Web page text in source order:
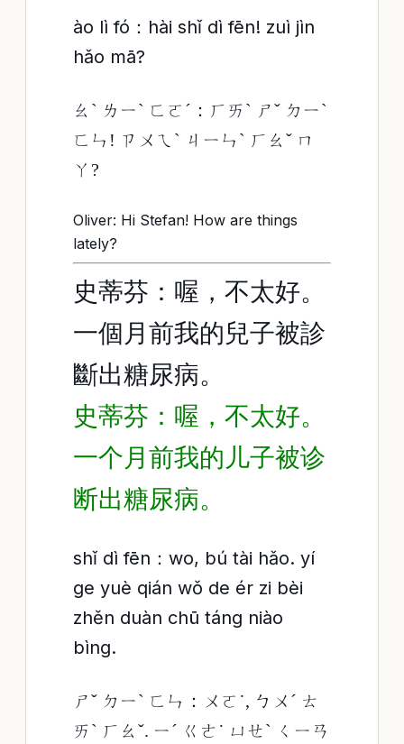
ào lì fó：hài shǐ dì fēn! zuì jìn
hǎo mā?
ㄠˋ ㄌㄧˋ ㄈㄛˊ：ㄏㄞˋ ㄕˇ ㄉㄧˋ
ㄈㄣ! ㄗㄨㄟˋ ㄐㄧㄣˋ ㄏㄠˇ ㄇ
ㄚ?
Oliver: Hi Stefan! How are things
lately?
史蒂芬：喔，不太好。
一個月前我的兒子被診
斷出糖尿病。
史蒂芬：喔，不太好。
一个月前我的儿子被诊
断出糖尿病。
shǐ dì fēn：wo, bú tài hǎo. yí
ge yuè qián wǒ de ér zi bèi
zhěn duàn chū táng niào
bìng.
ㄕˇ ㄉㄧˋ ㄈㄣ：ㄨㄛ˙, ㄅㄨˊ ㄊ
ㄞˋ ㄏㄠˇ. ㄧˊ ㄍㄜ˙ ㄩㄝˋ ㄑㄧㄢ